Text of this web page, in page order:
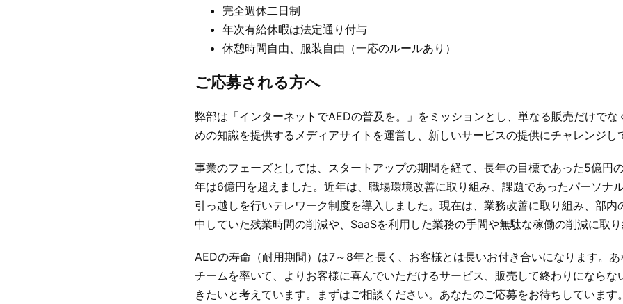
完全週休二日制
年次有給休暇は法定通り付与
休憩時間自由、服装自由（一応のルールあり）
ご応募される方へ
弊部は「インターネットでAEDの普及を。」をミッションとし、単なる販売だけでな
めの知識を提供するメディアサイトを運営し、新しいサービスの提供にチャレンジし
事業のフェーズとしては、スタートアップの期間を経て、長年の目標であった5億円
年は6億円を超えました。近年は、職場環境改善に取り組み、課題であったパーソナ
引っ越しを行いテレワーク制度を導入しました。現在は、業務改善に取り組み、部内
中していた残業時間の削減や、SaaSを利用した業務の手間や無駄な稼働の削減に取り
AEDの寿命（耐用期間）は7～8年と長く、お客様とは長いお付き合いになります。
チームを率いて、よりお客様に喜んでいただけるサービス、販売して終わりにならな
きたいと考えています。まずはご相談ください。あなたのご応募をお待ちしています。